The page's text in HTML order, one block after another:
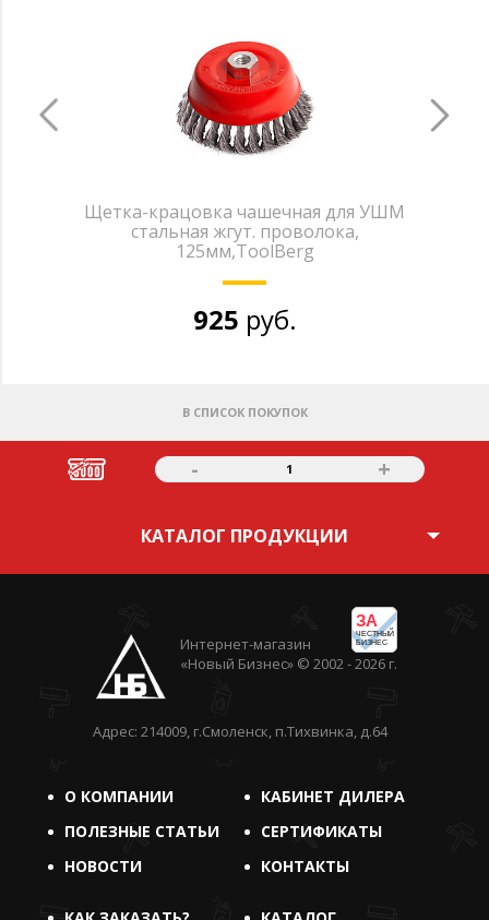
Щетка-крацовка чашечная для УШМ
стальная жгут. проволока,
125мм,ToolBerg
925 руб.
В СПИСОК ПОКУПОК
- 1 +
КАТАЛОГ ПРОДУКЦИИ
ЗА
ЧЕСТНЫЙ
БИЗНЕС
Интернет-магазин
«Новый Бизнес» © 2002 - 2026 г.
Адрес: 214009, г.Смоленск, п.Тихвинка, д.64
О КОМПАНИИ
КАБИНЕТ ДИЛЕРА
ПОЛЕЗНЫЕ СТАТЬИ
СЕРТИФИКАТЫ
НОВОСТИ
КОНТАКТЫ